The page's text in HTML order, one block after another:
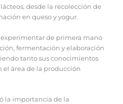
desde la recolección de
en queso y yogur.
de primera mano
fermentación y elaboración
tanto sus conocimientos
el área de la producción
la importancia de la